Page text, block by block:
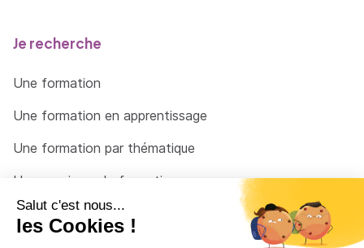
Je recherche
Une formation
Une formation en apprentissage
Une formation par thématique
Un organisme de formation
Un conseiller